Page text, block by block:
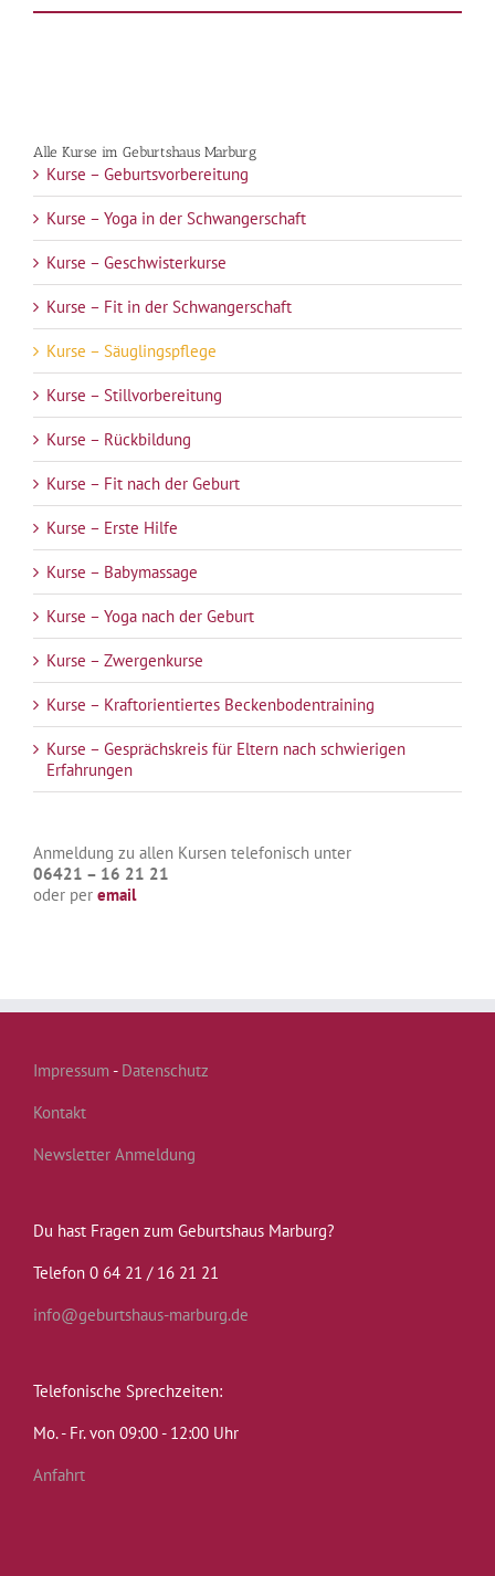
Alle Kurse im Geburtshaus Marburg
Kurse – Geburtsvorbereitung
Kurse – Yoga in der Schwangerschaft
Kurse – Geschwisterkurse
Kurse – Fit in der Schwangerschaft
Kurse – Säuglingspflege
Kurse – Stillvorbereitung
Kurse – Rückbildung
Kurse – Fit nach der Geburt
Kurse – Erste Hilfe
Kurse – Babymassage
Kurse – Yoga nach der Geburt
Kurse – Zwergenkurse
Kurse – Kraftorientiertes Beckenbodentraining
Kurse – Gesprächskreis für Eltern nach schwierigen
Erfahrungen
Anmeldung zu allen Kursen telefonisch unter
06421 – 16 21 21
oder per email
Impressum - Datenschutz
Kontakt
Newsletter Anmeldung
Du hast Fragen zum Geburtshaus Marburg?
Telefon 0 64 21 / 16 21 21
info@geburtshaus-marburg.de
Telefonische Sprechzeiten:
Mo. - Fr. von 09:00 - 12:00 Uhr
Anfahrt